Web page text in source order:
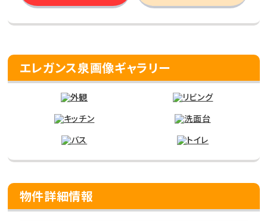
エレガンス泉画像ギャラリー
物件詳細情報